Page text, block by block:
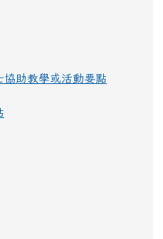
協助教學或活動要點